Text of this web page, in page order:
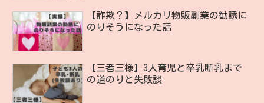
【詐欺？】メルカリ物販副業の勧誘に
のりそうになった話
【三者三様】3人育児と卒乳断乳まで
の道のりと失敗談